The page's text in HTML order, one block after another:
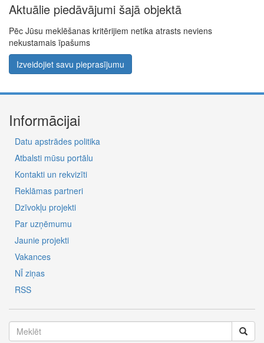
Aktuālie piedāvājumi šajā objektā
Pēc Jūsu meklēšanas kritērijiem netika atrasts neviens
nekustamais īpašums
Izveidojiet savu pieprasījumu
Informācijai
Datu apstrādes politika
Atbalsti mūsu portālu
Kontakti un rekvizīti
Reklāmas partneri
Dzīvokļu projekti
Par uzņēmumu
Jaunie projekti
Vakances
NĪ ziņas
RSS